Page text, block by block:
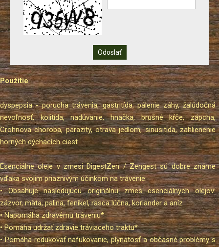
Použitie
dyspepsia - porucha trávenia, gastritída, pálenie záhy, žalúdočná
nevoľnosť, kolitída, nadúvanie, hnačka, brušné kŕče, zápcha,
Crohnova choroba, parazity, otrava jedlom, sinusitída, zahlienenie
horných dýchacích ciest
Esenciálne oleje v zmesi DigestZen / Zengest sú dobre známe
vďaka svojim priaznivým účinkom na trávenie.
• Obsahuje nasledujúcu originálnu zmes esenciálnych olejov:
zázvor, mäta, palina, fenikel, rasca lúčna, koriander a aníz
• Napomáha zdravému tráveniu*
• Pomáha udržať zdravie tráviaceho traktu*
• Pomáha redukovať nafukovanie, plynatosť a občasné problémy s